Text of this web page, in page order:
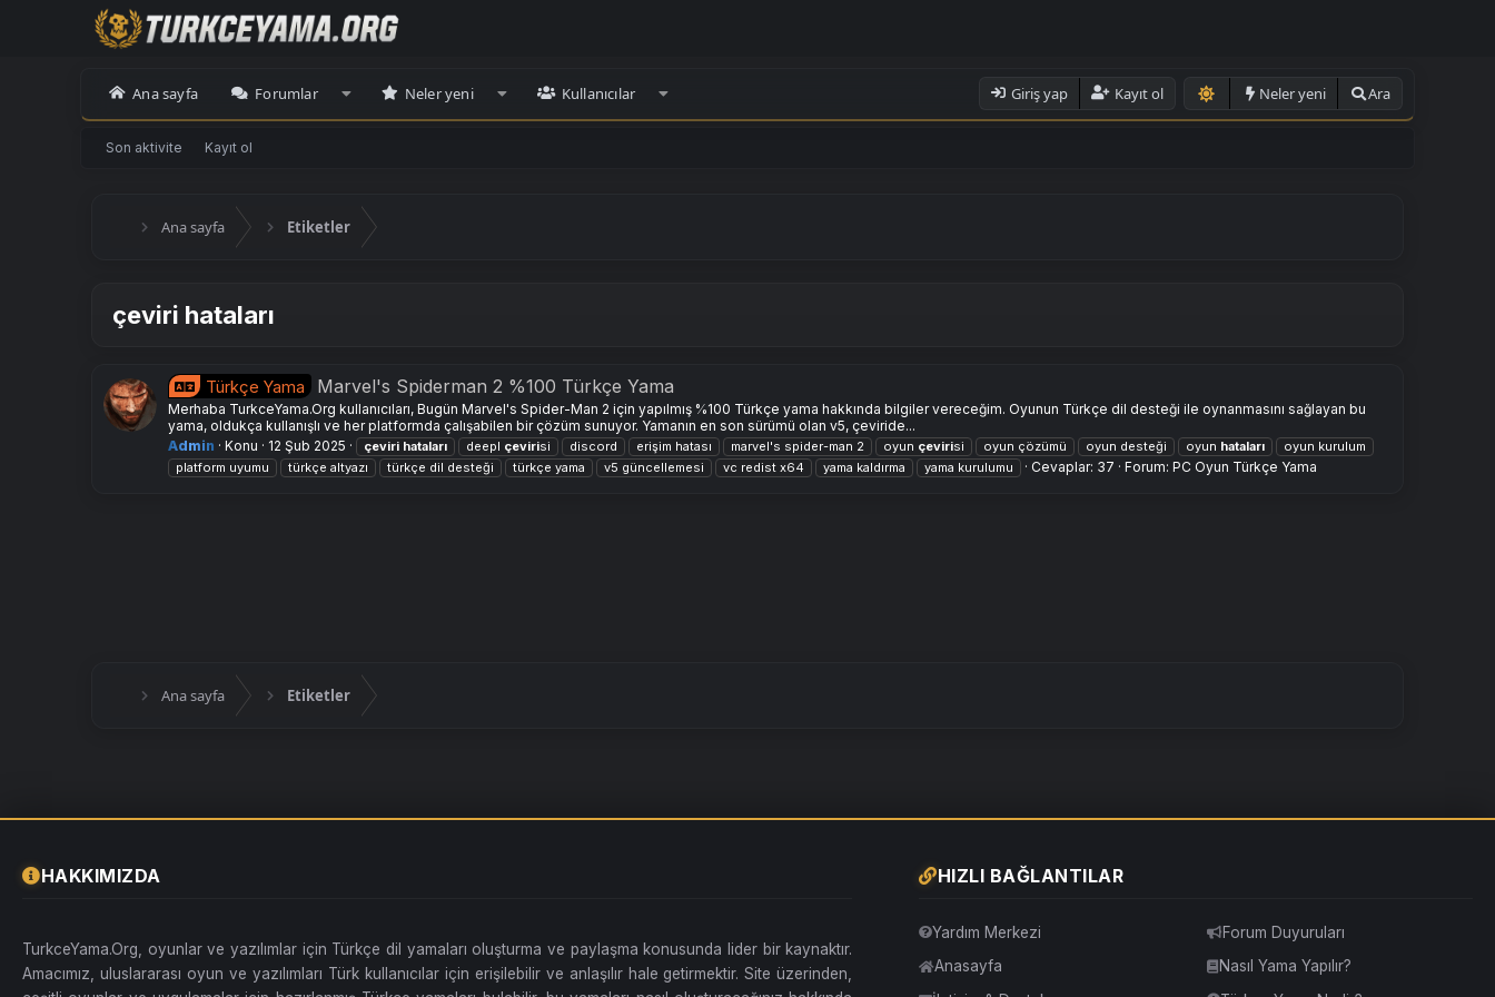
Ana sayfa Forumlar Neler yeni Kullanıcılar Giriş yap Kayıt ol Neler yeni Ara
Son aktivite Kayıt ol
Ana sayfa Etiketler
çeviri hataları
Türkçe Yama Marvel's Spiderman 2 %100 Türkçe Yama
Merhaba TurkceYama.Org kullanıcıları, Bugün Marvel's Spider-Man 2 için yapılmış %100 Türkçe yama hakkında bilgiler vereceğim. Oyunun Türkçe dil desteği ile oynanmasını sağlayan bu
yama, oldukça kullanışlı ve her platformda çalışabilen bir çözüm sunuyor. Yamanın en son sürümü olan v5, çeviride...
Admin
Konu 12 Şub 2025 çeviri hataları deepl çevirisi discord erişim hatası marvel's spider-man 2 oyun çevirisi oyun çözümü oyun desteği oyun hataları
oyun kurulum
platform uyumu
türkçe altyazı türkçe dil desteği türkçe yama v5 güncellemesi vc redist x64 yama kaldırma yama kurulumu Cevaplar: 37 Forum: PC Oyun Türkçe Yama
Ana sayfa Etiketler
HAKKIMIZDA
TurkceYama.Org, oyunlar ve yazılımlar için Türkçe dil yamaları oluşturma ve paylaşma konusunda lider bir kaynaktır.
Amacımız, uluslararası oyun ve yazılımları Türk kullanıcılar için erişilebilir ve anlaşılır hale getirmektir. Site üzerinden,
HIZLI BAĞLANTILAR
Yardım Merkezi
Anasayfa
Forum Duyuruları
Nasıl Yama Yapılır?